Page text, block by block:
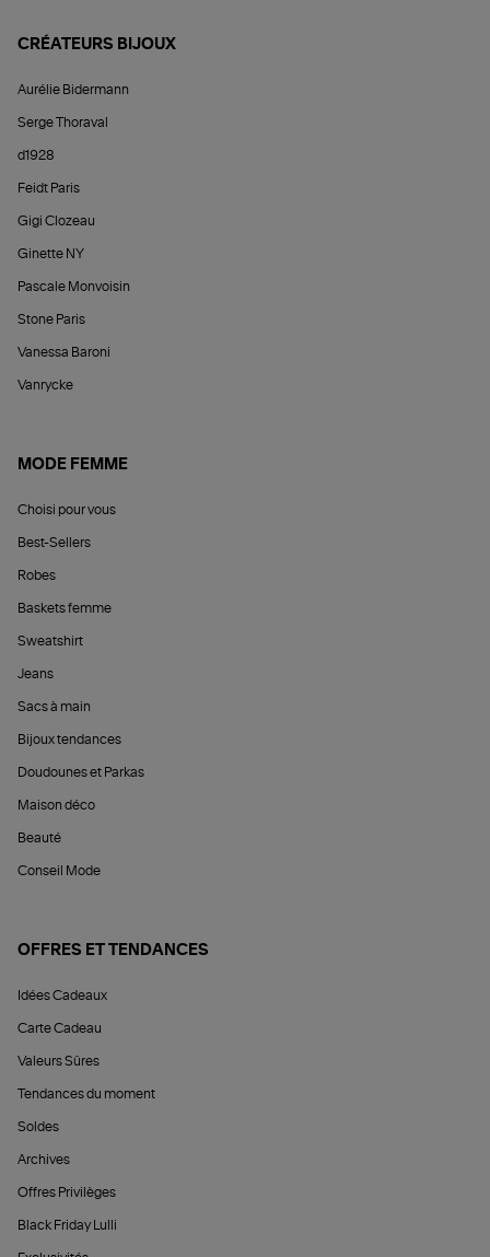
CRÉATEURS BIJOUX
Aurélie Bidermann
Serge Thoraval
d1928
Feidt Paris
Gigi Clozeau
Ginette NY
Pascale Monvoisin
Stone Paris
Vanessa Baroni
Vanrycke
MODE FEMME
Choisi pour vous
Best-Sellers
Robes
Baskets femme
Sweatshirt
Jeans
Sacs à main
Bijoux tendances
Doudounes et Parkas
Maison déco
Beauté
Conseil Mode
OFFRES ET TENDANCES
Idées Cadeaux
Carte Cadeau
Valeurs Sûres
Tendances du moment
Soldes
Archives
Offres Privilèges
Black Friday Lulli